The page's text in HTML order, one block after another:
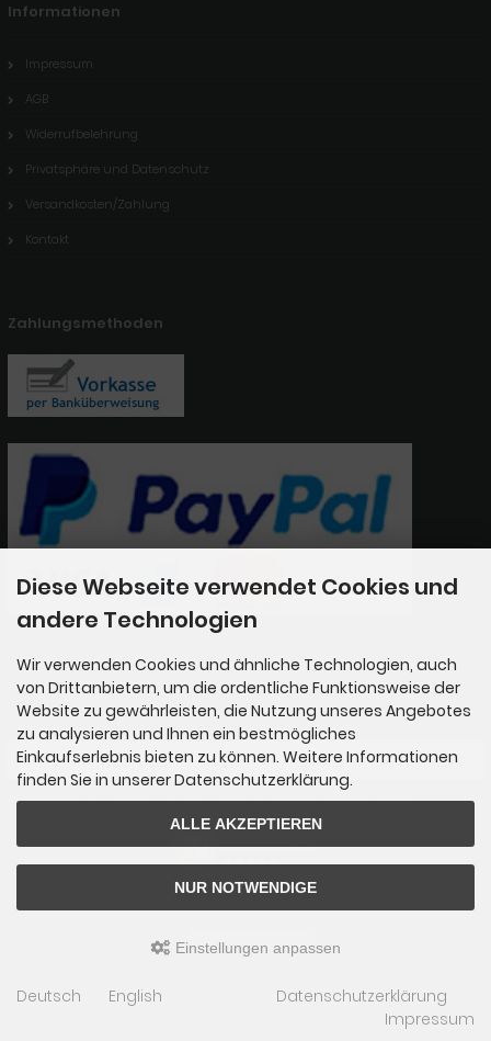
Informationen
Impressum
AGB
Widerrufbelehrung
Privatsphäre und Datenschutz
Versandkosten/Zahlung
Kontakt
Zahlungsmethoden
Newsletter-Anmeldung
E-Mail-Adresse:
Der Newsletter kann jederzeit hier oder in Ihrem Kundenkonto abbestellt werden.
SEHR GUT
Das Kreiselparadies © 2026 | Template © 2009-2026 bymodified eCommerce Shopsoftware
Diese Webseite verwendet Cookies und
andere Technologien
Wir verwenden Cookies und ähnliche Technologien, auch
von Drittanbietern, um die ordentliche Funktionsweise der
Website zu gewährleisten, die Nutzung unseres Angebotes
zu analysieren und Ihnen ein bestmögliches
Einkaufserlebnis bieten zu können. Weitere Informationen
finden Sie in unserer Datenschutzerklärung.
ALLE AKZEPTIEREN
NUR NOTWENDIGE
Einstellungen anpassen
Deutsch English
Datenschutzerklärung
Impressum